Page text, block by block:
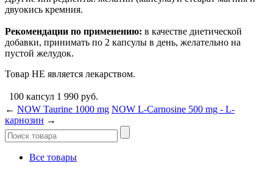
двуокись кремния.
Рекомендации по применению: в качестве диетической
добавки, принимать по 2 капсулы в день, желательно на
пустой желудок.
Товар НЕ является лекарством.
100 капсул 1 990 руб.
← NOW Taurine 1000 mg NOW L-Carnosine 500 mg - L-
карнозин →
Все товары